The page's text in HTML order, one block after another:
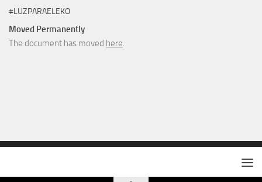
#LUZPARAELEKO
Moved Permanently
The document has moved here.